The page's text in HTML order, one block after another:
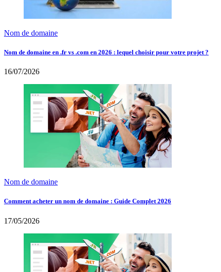
Nom de domaine
Nom de domaine en .fr vs .com en 2026 : lequel choisir pour votre projet ?
16/07/2026
Nom de domaine
Comment acheter un nom de domaine : Guide Complet 2026
17/05/2026